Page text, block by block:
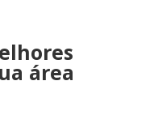
área